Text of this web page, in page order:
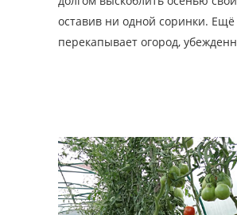
оставив ни одной соринки.
перекапывает огород,